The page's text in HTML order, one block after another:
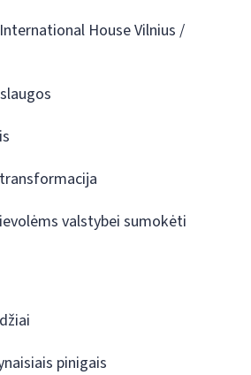
House Vilnius /
valstybei sumokėti
pinigais